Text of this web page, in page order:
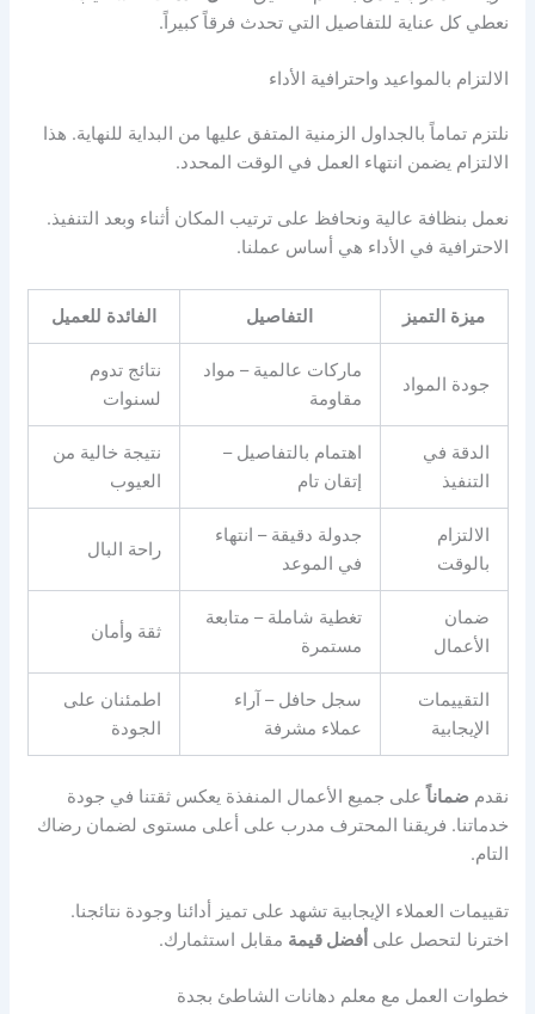
نعطي كل عناية للتفاصيل التي تحدث فرقاً كبيراً.
الالتزام بالمواعيد واحترافية الأداء
نلتزم تماماً بالجداول الزمنية المتفق عليها من البداية للنهاية. هذا
الالتزام يضمن انتهاء العمل في الوقت المحدد.
نعمل بنظافة عالية ونحافظ على ترتيب المكان أثناء وبعد التنفيذ.
الاحترافية في الأداء هي أساس عملنا.
ميزة التميز التفاصيل الفائدة للعميل
جودة المواد
ماركات عالمية – مواد
مقاومة
نتائج تدوم
لسنوات
الدقة في
التنفيذ
اهتمام بالتفاصيل –
إتقان تام
نتيجة خالية من
العيوب
الالتزام
بالوقت
جدولة دقيقة – انتهاء
في الموعد
راحة البال
ضمان
الأعمال
تغطية شاملة – متابعة
مستمرة
ثقة وأمان
التقييمات
الإيجابية
سجل حافل – آراء
عملاء مشرفة
اطمئنان على
الجودة
نقدم ضماناً على جميع الأعمال المنفذة يعكس ثقتنا في جودة
خدماتنا. فريقنا المحترف مدرب على أعلى مستوى لضمان رضاك
التام.
تقييمات العملاء الإيجابية تشهد على تميز أدائنا وجودة نتائجنا.
اخترنا لتحصل على أفضل قيمة مقابل استثمارك.
خطوات العمل مع معلم دهانات الشاطئ بجدة